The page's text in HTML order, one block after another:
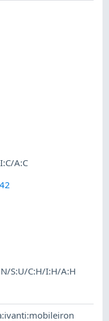
A:C
S:U/C:H/I:H/A:H